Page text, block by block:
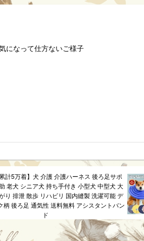
になって仕方ないご様子
計5万着】犬 介護 介護ハーネス 後ろ足サポ
老犬 シニア犬 持ち手付き 小型犬 中型犬 大
り 排泄 散歩 リハビリ 国内縫製 洗濯可能 デ
柄 後ろ足 通気性 送料無料 アシスタントバン
ド